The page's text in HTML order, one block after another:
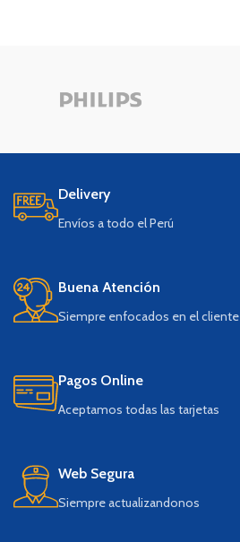
Delivery
Envíos a todo el Perú
Buena Atención
Siempre enfocados en el cliente
Pagos Online
Aceptamos todas las tarjetas
Web Segura
Siempre actualizandonos